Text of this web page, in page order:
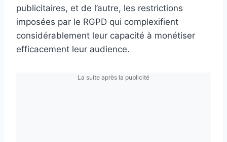
publicitaires, et de l’autre, les restrictions
imposées par le RGPD qui complexifient
considérablement leur capacité à monétiser
efficacement leur audience.
La suite après la publicité